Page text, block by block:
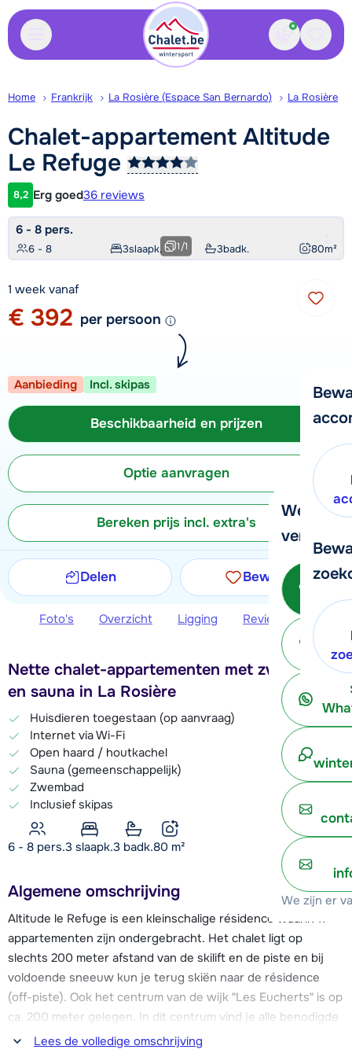
Contact
We
verder!
We zijn er
Home Frankrijk La Rosière (Espace San Bernardo) La Rosière
Chalet-appartement Altitude
Le Refuge
Klantwaardering
8,2 Erg goed36 reviews
6 - 8 pers.
6 - 8 3slaapk. 3badk. 80m²
1/1
1 week vanaf
€ 392 per persoon
Aanbieding Incl. skipas
Beschikbaarheid en prijzen
Optie aanvragen
Bereken prijs incl. extra's
Delen Bewaren
Foto's Overzicht Ligging Reviews
Nette chalet-appartementen met zwembad
en sauna in La Rosière
Huisdieren toegestaan (op aanvraag)
Internet via Wi-Fi
Open haard / houtkachel
Sauna (gemeenschappelijk)
Zwembad
Inclusief skipas
6 - 8 pers.3 slaapk.3 badk.80 m²
Algemene omschrijving
Altitude le Refuge is een kleinschalige résidence waarin 11
appartementen zijn ondergebracht. Het chalet ligt op
slechts 200 meter afstand van de skilift en de piste en bij
voldoende sneeuw kun je terug skiën naar de résidence
(off-piste). Ook het centrum van de wijk "Les Eucherts" is op
ca. 200 meter gelegen. In dit centrum vind je alle benodigde
faciliteiten zoals de skischool, skiverhuur, supermarkt,
Lees de volledige omschrijving